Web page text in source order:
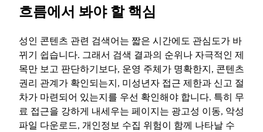
흐름에서 봐야 할 핵심
성인 콘텐츠 관련 검색어는 짧은 시간에도 관심도가 바
뀌기 쉽습니다. 그래서 검색 결과의 순위나 자극적인 제
목만 보고 판단하기보다, 운영 주체가 명확한지, 콘텐츠
권리 관계가 확인되는지, 미성년자 접근 제한과 신고 절
차가 마련되어 있는지를 우선 확인해야 합니다. 특히 무
료 접근을 강하게 내세우는 페이지는 광고성 이동, 악성
파일 다운로드, 개인정보 수집 위험이 함께 나타날 수